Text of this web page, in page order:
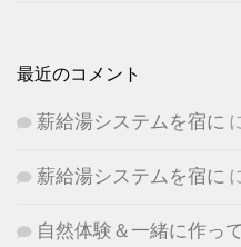
最近のコメント
薪給湯システムを宿に
薪給湯システムを宿に
自然体験＆一緒に作っ